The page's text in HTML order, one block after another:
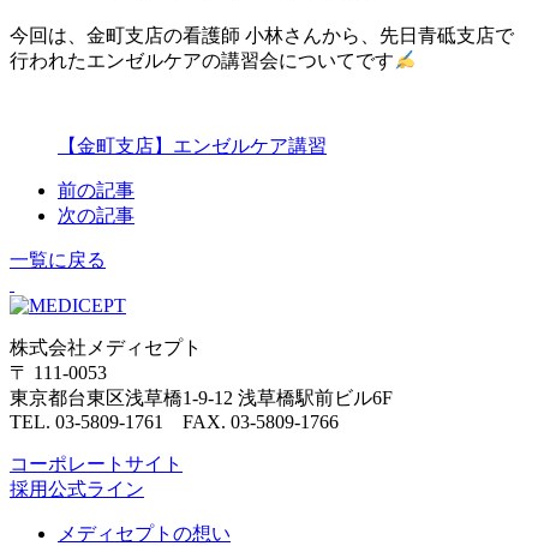
今回は、金町支店の看護師 小林さんから、先日青砥支店で
行われたエンゼルケアの講習会についてです
【金町支店】エンゼルケア講習
前の記事
次の記事
一覧に戻る
株式会社メディセプト
〒 111-0053
東京都台東区浅草橋1-9-12 浅草橋駅前ビル6F
TEL. 03-5809-1761 FAX. 03-5809-1766
コーポレートサイト
採用公式ライン
メディセプトの想い